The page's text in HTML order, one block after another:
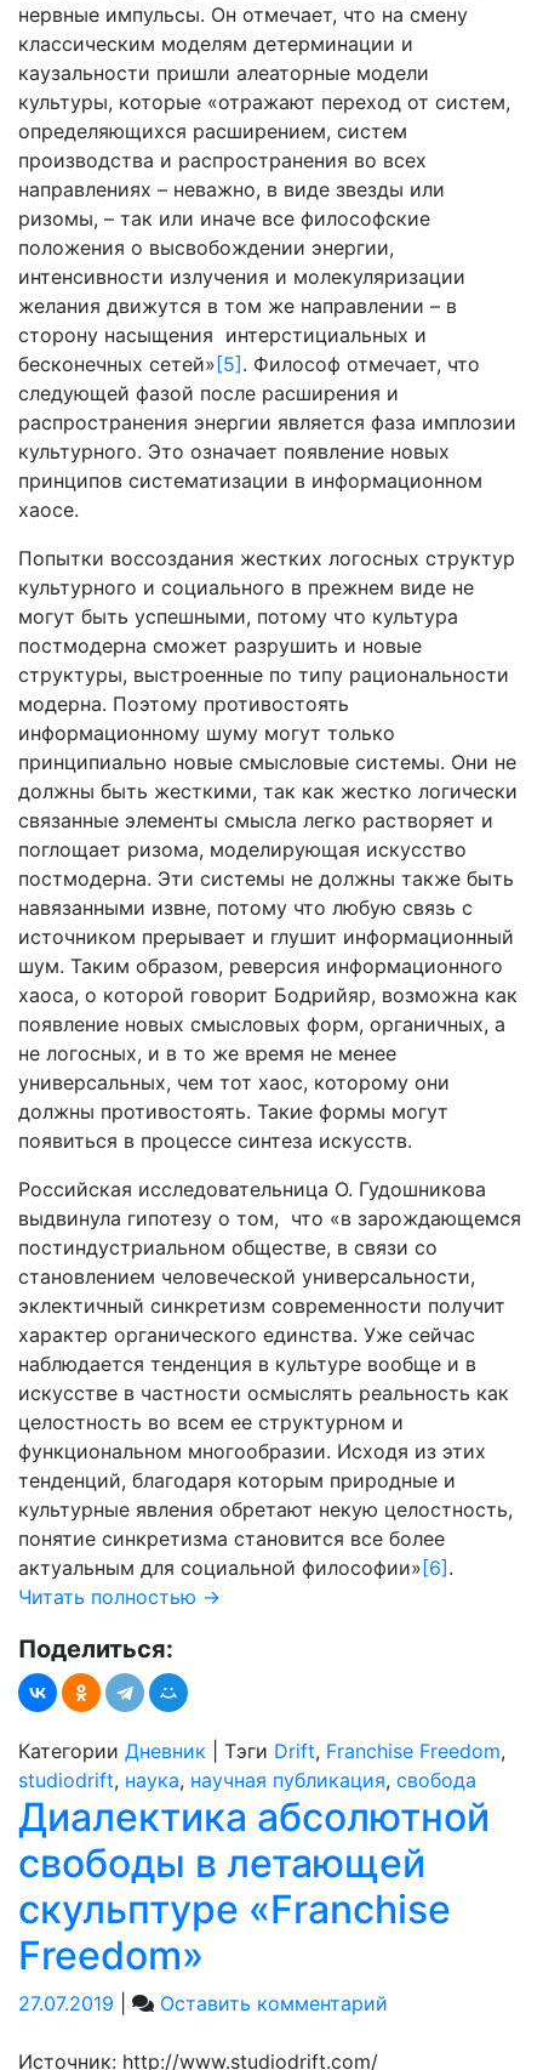
нервные импульсы. Он отмечает, что на смену
классическим моделям детерминации и
каузальности пришли алеаторные модели
культуры, которые «отражают переход от систем,
определяющихся расширением, систем
производства и распространения во всех
направлениях – неважно, в виде звезды или
ризомы, – так или иначе все философские
положения о высвобождении энергии,
интенсивности излучения и молекуляризации
желания движутся в том же направлении – в
сторону насыщения интерстициальных и
бесконечных сетей»[5]. Философ отмечает, что
следующей фазой после расширения и
распространения энергии является фаза имплозии
культурного. Это означает появление новых
принципов систематизации в информационном
хаосе.
Попытки воссоздания жестких логосных структур
культурного и социального в прежнем виде не
могут быть успешными, потому что культура
постмодерна сможет разрушить и новые
структуры, выстроенные по типу рациональности
модерна. Поэтому противостоять
информационному шуму могут только
принципиально новые смысловые системы. Они не
должны быть жесткими, так как жестко логически
связанные элементы смысла легко растворяет и
поглощает ризома, моделирующая искусство
постмодерна. Эти системы не должны также быть
навязанными извне, потому что любую связь с
источником прерывает и глушит информационный
шум. Таким образом, реверсия информационного
хаоса, о которой говорит Бодрийяр, возможна как
появление новых смысловых форм, органичных, а
не логосных, и в то же время не менее
универсальных, чем тот хаос, которому они
должны противостоять. Такие формы могут
появиться в процессе синтеза искусств.
Российская исследовательница О. Гудошникова
выдвинула гипотезу о том, что «в зарождающемся
постиндуст­риальном обществе, в связи со
становлением человеческой универсальности,
эклектичный синкретизм современности получит
характер органического единства. Уже сейчас
наблюдается тенденция в культуре вообще и в
искусст­ве в частности осмыслять реальность как
целостность во всем ее структурном и
функциональном многообразии. Исходя из этих
тенденций, благодаря кото­рым природные и
культурные явления обретают некую целостность,
понятие синкретизма становится все более
актуальным для социальной философии»[6].
Читать полностью →
Поделиться:
Категории Дневник Тэги Drift, Franchise Freedom,
studiodrift, наука, научная публикация, свобода
Диалектика абсолютной
свободы в летающей
скульптуре «Franchise
Freedom»
27.07.2019 Оставить комментарий
Источник: http://www.studiodrift.com/